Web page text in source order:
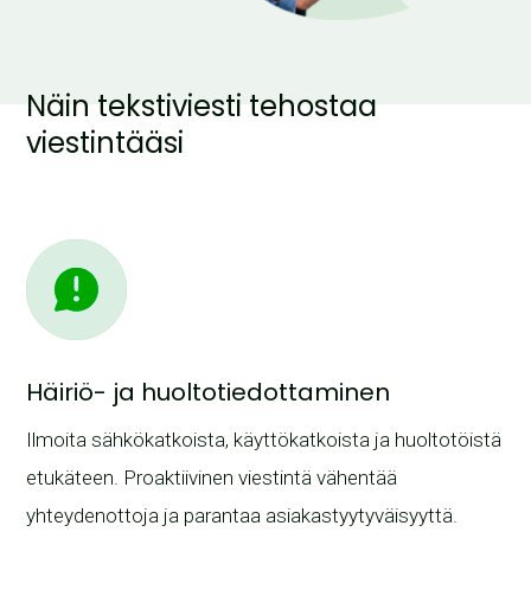
Näin tekstiviesti tehostaa
viestintääsi
Häiriö- ja huoltotiedottaminen
Ilmoita sähkökatkoista, käyttökatkoista ja huoltotöistä
etukäteen. Proaktiivinen viestintä vähentää
yhteydenottoja ja parantaa asiakastyytyväisyyttä.